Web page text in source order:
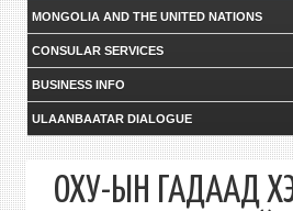
MONGOLIA AND THE UNITED NATIONS
CONSULAR SERVICES
BUSINESS INFO
ULAANBAATAR DIALOGUE
ОХУ-ЫН ГАДААД